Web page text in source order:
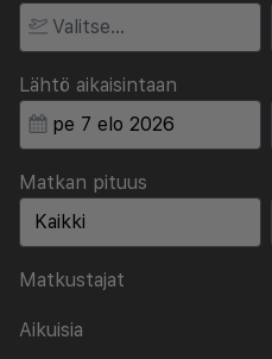
Lähtö aikaisintaan
Matkan pituus
Matkustajat
Aikuisia